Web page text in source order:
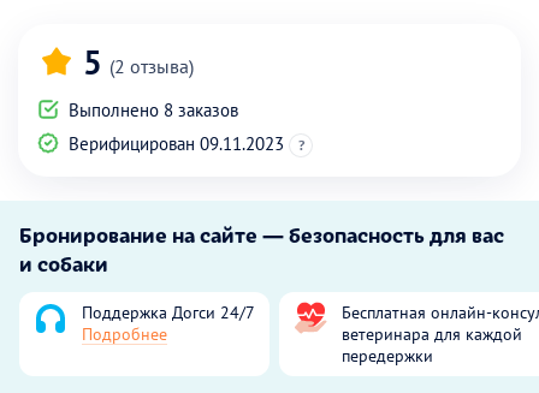
5 (2 отзыва)
Выполнено 8 заказов
Верифицирован 09.11.2023
?
Бронирование на сайте — безопасность для вас
и собаки
Поддержка Догси 24/7
Подробнее
Бесплатная онлайн-
ветеринара для каждой
передержки